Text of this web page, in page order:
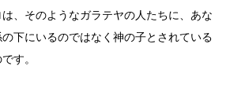
、そのようなガラテヤの人たちに、あな
下にいるのではなく神の子とされている
す。